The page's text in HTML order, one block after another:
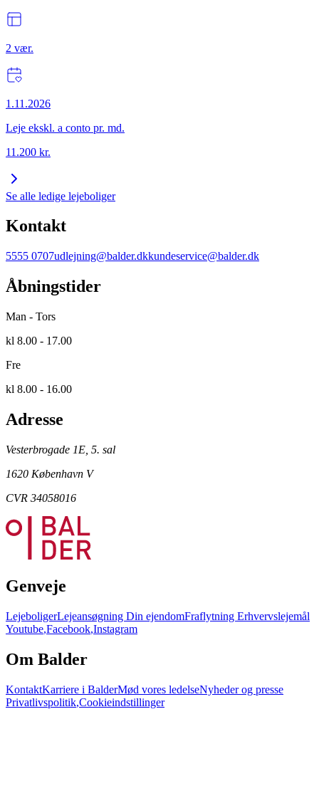
2 vær.
1.11.2026
Leje ekskl. a conto pr. md.
11.200 kr.
Se alle ledige lejeboliger
Kontakt
5555 0707udlejning@balder.dkkundeservice@balder.dk
Åbningstider
Man - Tors
kl 8.00 - 17.00
Fre
kl 8.00 - 16.00
Adresse
Vesterbrogade 1E, 5. sal
1620 København V
CVR 34058016
Genveje
LejeboligerLejeansøgning Din ejendomFraflytning Erhvervslejemål
Youtube,Facebook,Instagram
Om Balder
KontaktKarriere i BalderMød vores ledelseNyheder og presse
Privatlivspolitik,Cookieindstillinger